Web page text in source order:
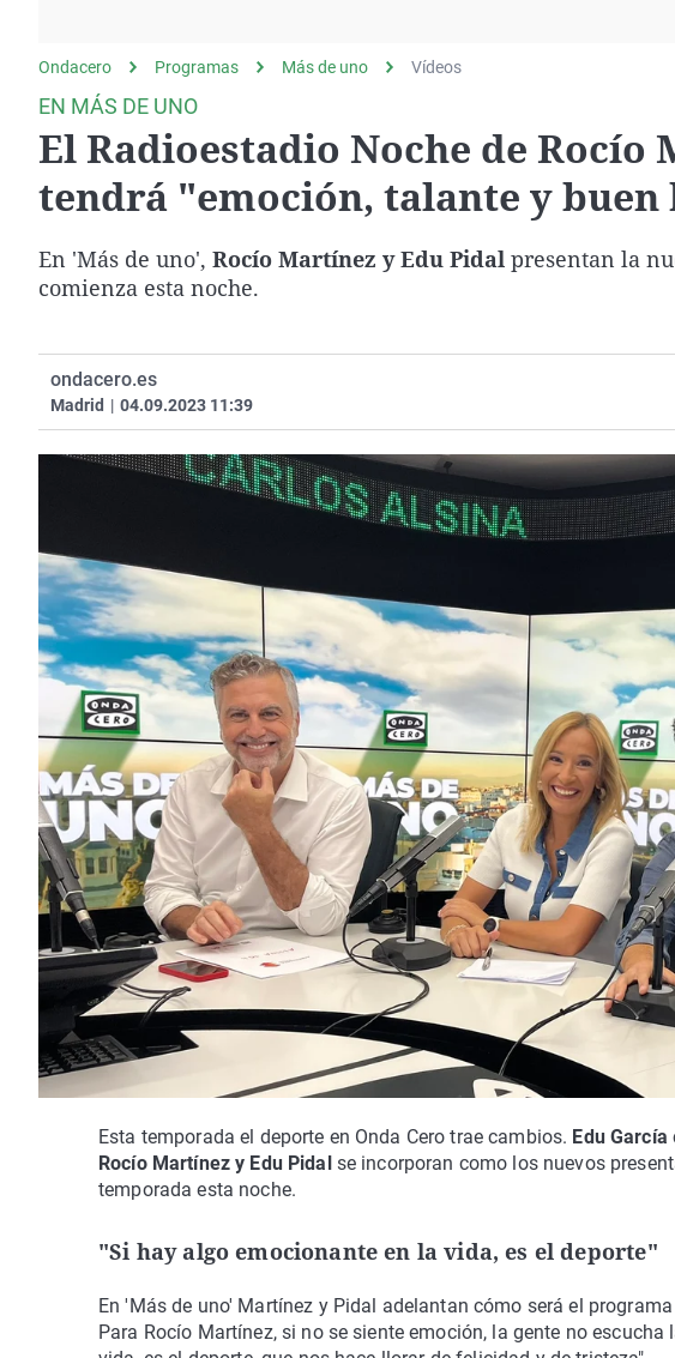
gato
Operación Viuda
Negra
Navarra
Ondacero Programas Más de uno Vídeos
EN MÁS DE UNO
El Radioestadio Noche de Rocío
tendrá "emoción, talante y
En 'Más de uno', Rocío Martínez y Edu Pidal presentan la
comienza esta noche.
ondacero.es
Madrid | 04.09.2023 11:39
Esta temporada el deporte en Onda Cero trae cambios. Edu García
Rocío Martínez y Edu Pidal se incorporan como los nuevos
temporada esta noche.
"Si hay algo emocionante en la vida, es el deporte"
En 'Más de uno' Martínez y Pidal adelantan cómo será el
Para Rocío Martínez, si no se siente emoción, la gente no